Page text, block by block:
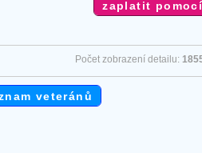
Počet zobrazení detailu:
veteránů